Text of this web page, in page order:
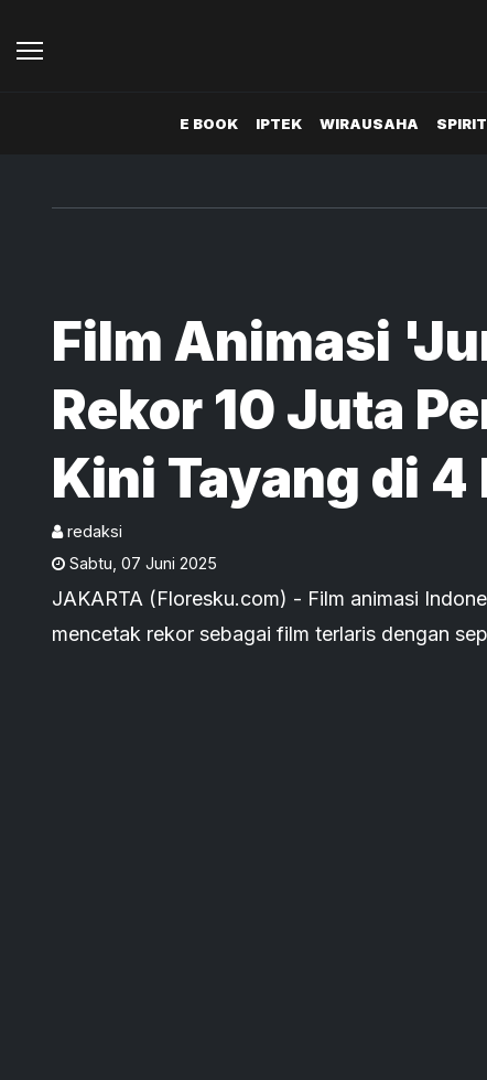
E BOOK IPTEK WIRAUSAHA
Film Animasi
Rekor 10 Juta
Kini Tayang di 4
17 Negara yang
redaksi
Sabtu 07 Juni 2025
JAKARTA (Floresku.com) - Film animasi
mencetak rekor sebagai film terlaris dengan